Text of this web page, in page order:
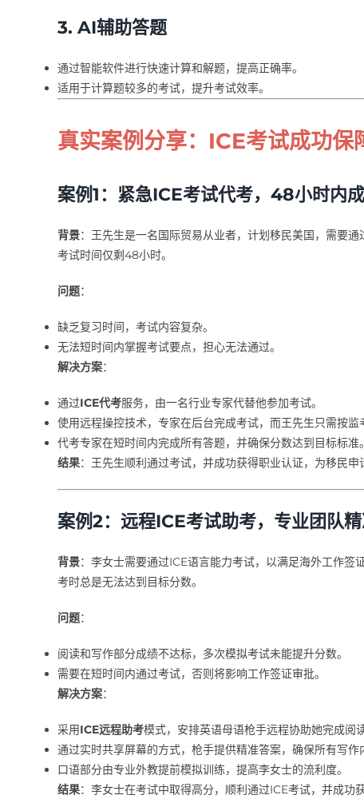
3. AI辅助答题
通过智能软件进行快速计算和解题，提高正确率。
适用于计算题较多的考试，提升考试效率。
真实案例分享：ICE考试成功保
案例1：紧急ICE考试代考，48小时内
背景：王先生是一名国际贸易从业者，计划移民美国，需要
考试时间仅剩48小时。
问题：
缺乏复习时间，考试内容复杂。
无法短时间内掌握考试要点，担心无法通过。
解决方案：
通过ICE代考服务，由一名行业专家代替他参加考试。
使用远程操控技术，专家在后台完成考试，而王先生只需按监
代考专家在短时间内完成所有答题，并确保分数达到目标标准。
结果：王先生顺利通过考试，并成功获得职业认证，为移民申
案例2：远程ICE考试助考，专业团队
背景：李女士需要通过ICE语言能力考试，以满足海外工作
考时总是无法达到目标分数。
问题：
阅读和写作部分成绩不达标，多次模拟考试未能提升分数。
需要在短时间内通过考试，否则将影响工作签证审批。
解决方案：
采用ICE远程助考模式，安排英语母语枪手远程协助她完成阅
通过实时共享屏幕的方式，枪手提供精准答案，确保所有写作
口语部分由专业外教提前模拟训练，提高李女士的流利度。
结果：李女士在考试中取得高分，顺利通过ICE考试，并成功